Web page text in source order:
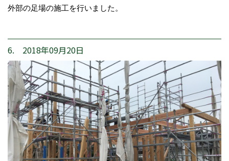
外部の足場の施工を行いました。
6. 2018年09月20日